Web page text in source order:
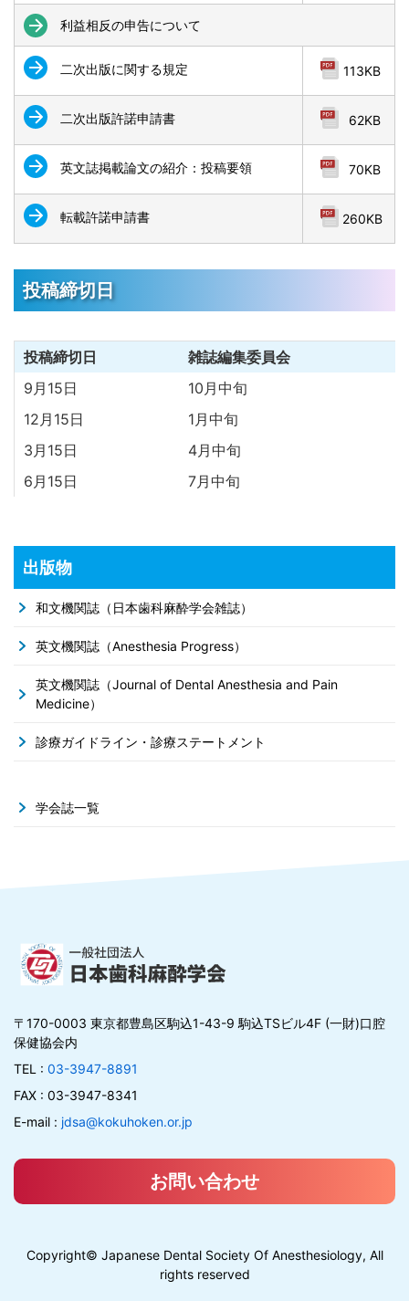
利益相反の申告について
二次出版に関する規定 113KB
二次出版許諾申請書 62KB
英文誌掲載論文の紹介：投稿要領 70KB
転載許諾申請書 260KB
投稿締切日
投稿締切日
雑誌編集委員会
9月15日
10月中旬
12月15日
1月中旬
3月15日
4月中旬
6月15日
7月中旬
出版物
和文機関誌（日本歯科麻酔学会雑誌）
英文機関誌（Anesthesia Progress）
英文機関誌（Journal of Dental Anesthesia and Pain
Medicine）
診療ガイドライン・診療ステートメント
学会誌一覧
〒170-0003 東京都豊島区駒込1-43-9 駒込TSビル4F (一財)口腔
保健協会内
TEL : 03-3947-8891
FAX : 03-3947-8341
E-mail : jdsa@kokuhoken.or.jp
お問い合わせ
Copyright© Japanese Dental Society Of Anesthesiology, All
rights reserved